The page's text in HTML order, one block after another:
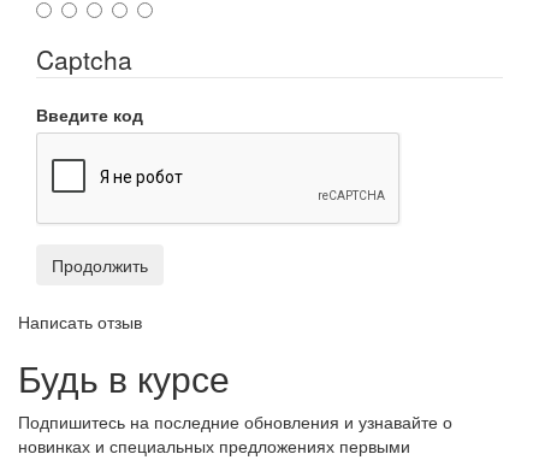
Captcha
Введите код
Продолжить
Написать отзыв
Будь в курсе
Подпишитесь на последние обновления и узнавайте о
новинках и специальных предложениях первыми